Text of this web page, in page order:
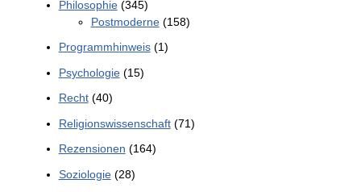
Philosophie(345)
Postmoderne(158)
Programmhinweis(1)
Psychologie(15)
Recht(40)
Religionswissenschaft(71)
Rezensionen (164)
Soziologie(28)